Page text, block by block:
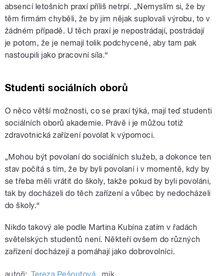
absencí letošních praxí příliš netrpí. „Nemyslím si, že by
těm firmám chyběli, že by jim nějak suplovali výrobu, to v
žádném případě. U těch praxí je nepostrádají, postrádají
je potom, že je nemají tolik podchycené, aby tam pak
nastoupili jako pracovní síla.“
Studenti sociálních oborů
O něco větší možnosti, co se praxí týká, mají teď studenti
sociálních oborů akademie. Právě i je můžou totiž
zdravotnická zařízení povolat k výpomoci.
„Mohou být povolaní do sociálních služeb, a dokonce ten
stav počítá s tím, že by byli povolaní i v momentě, kdy by
se třeba měli vrátit do školy, takže pokud by byli povoláni,
tak by docházeli do těch zařízení a vůbec by nedocházeli
do školy.“
Nikdo takový ale podle Martina Kubína zatím v řadách
světelských studentů není. Někteří ovšem do různých
zařízení docházejí a pomáhají jako dobrovolníci.